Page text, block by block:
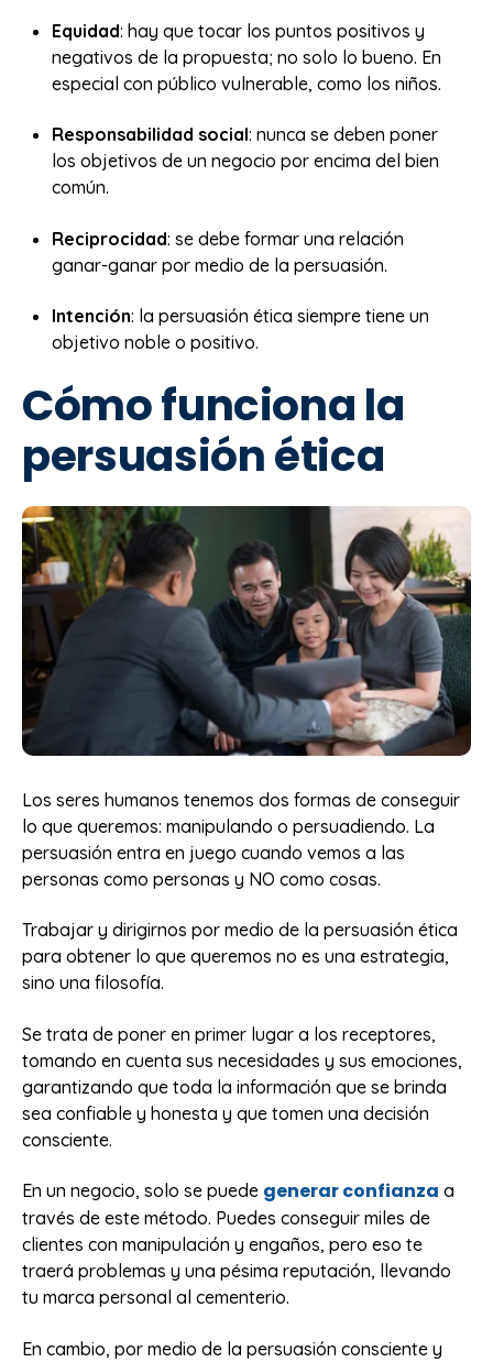
Equidad: hay que tocar los puntos positivos y
negativos de la propuesta; no solo lo bueno. En
especial con público vulnerable, como los niños.
Responsabilidad social: nunca se deben poner
los objetivos de un negocio por encima del bien
común.
Reciprocidad: se debe formar una relación
ganar-ganar por medio de la persuasión.
Intención: la persuasión ética siempre tiene un
objetivo noble o positivo.
Cómo funciona la
persuasión ética
Los seres humanos tenemos dos formas de conseguir
lo que queremos: manipulando o persuadiendo. La
persuasión entra en juego cuando vemos a las
personas como personas y NO como cosas.
Trabajar y dirigirnos por medio de la persuasión ética
para obtener lo que queremos no es una estrategia,
sino una filosofía.
Se trata de poner en primer lugar a los receptores,
tomando en cuenta sus necesidades y sus emociones,
garantizando que toda la información que se brinda
sea confiable y honesta y que tomen una decisión
consciente.
En un negocio, solo se puede generar confianza a
través de este método. Puedes conseguir miles de
clientes con manipulación y engaños, pero eso te
traerá problemas y una pésima reputación, llevando
tu marca personal al cementerio.
En cambio, por medio de la persuasión consciente y